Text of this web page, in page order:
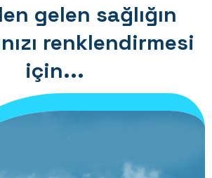
gelen sağlığın
renklendirmesi
için...